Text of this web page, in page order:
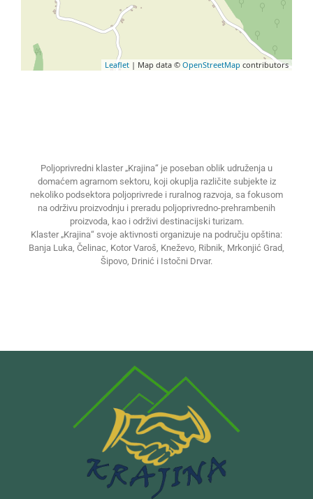
Leaflet | Map data © OpenStreetMap contributors
Poljoprivredni klaster „Krajina“ je poseban oblik udruženja u
domaćem agrarnom sektoru, koji okuplja različite subjekte iz
nekoliko podsektora poljoprivrede i ruralnog razvoja, sa fokusom
na održivu proizvodnju i preradu poljoprivredno-prehrambenih
proizvoda, kao i održivi destinacijski turizam.
Klaster „Krajina“ svoje aktivnosti organizuje na području opština:
Banja Luka, Čelinac, Kotor Varoš, Kneževo, Ribnik, Mrkonjić Grad,
Šipovo, Drinić i Istočni Drvar.